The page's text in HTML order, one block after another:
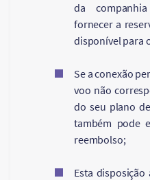
da
fornecer a
disponível para
Se a conexão
voo não
do seu plano
também pode
reembolso;
Esta